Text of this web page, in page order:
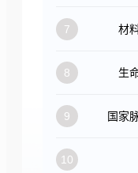
7 材
8 生
9 国家
10